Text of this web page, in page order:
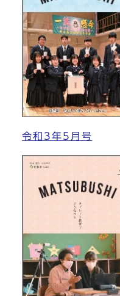
令和3年5月号